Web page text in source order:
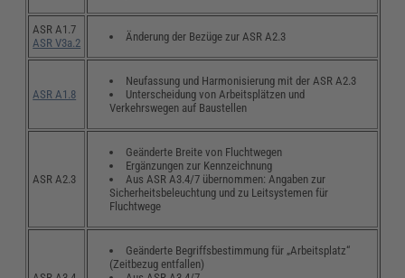
ASR A1.7
ASR V3a.2
Änderung der Bezüge zur ASR A2.3
ASR A1.8
Neufassung und Harmonisierung mit der ASR A2.3
Unterscheidung von Arbeitsplätzen und
Verkehrswegen auf Baustellen
ASR A2.3
Geänderte Breite von Fluchtwegen
Ergänzungen zur Kennzeichnung
Aus ASR A3.4/7 übernommen: Angaben zur
Sicherheitsbeleuchtung und zu Leitsystemen für
Fluchtwege
Geänderte Begriffsbestimmung für „Arbeitsplatz“
(Zeitbezug entfallen)